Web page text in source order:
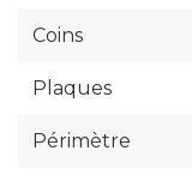
Coins
Plaques
Périmètre